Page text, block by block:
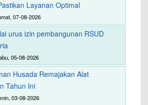
Layanan Optimal
07-08-2026
urus izin pembangunan RSUD
05-08-2026
Husada Remajakan Alat
Tahun Ini
03-08-2026